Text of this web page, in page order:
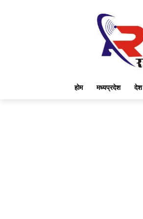
होम मध्यप्रदेश देश